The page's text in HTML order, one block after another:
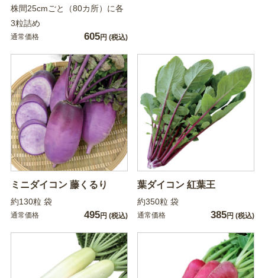
株間25cmごと（80カ所）に各
3粒詰め
通常価格 605円 (税込)
ミニダイコン 藤くるり
約130粒 袋
通常価格 495円 (税込)
葉ダイコン 紅葉王
約350粒 袋
通常価格 385円 (税込)